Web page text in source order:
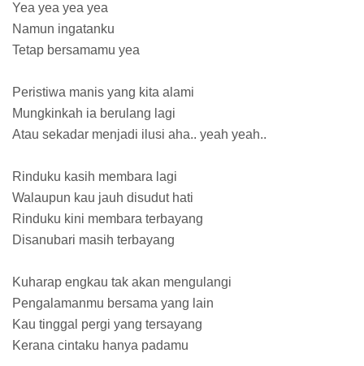
Yea yea yea yea
Namun ingatanku
Tetap bersamamu yea
Peristiwa manis yang kita alami
Mungkinkah ia berulang lagi
Atau sekadar menjadi ilusi aha.. yeah yeah..
Rinduku kasih membara lagi
Walaupun kau jauh disudut hati
Rinduku kini membara terbayang
Disanubari masih terbayang
Kuharap engkau tak akan mengulangi
Pengalamanmu bersama yang lain
Kau tinggal pergi yang tersayang
Kerana cintaku hanya padamu